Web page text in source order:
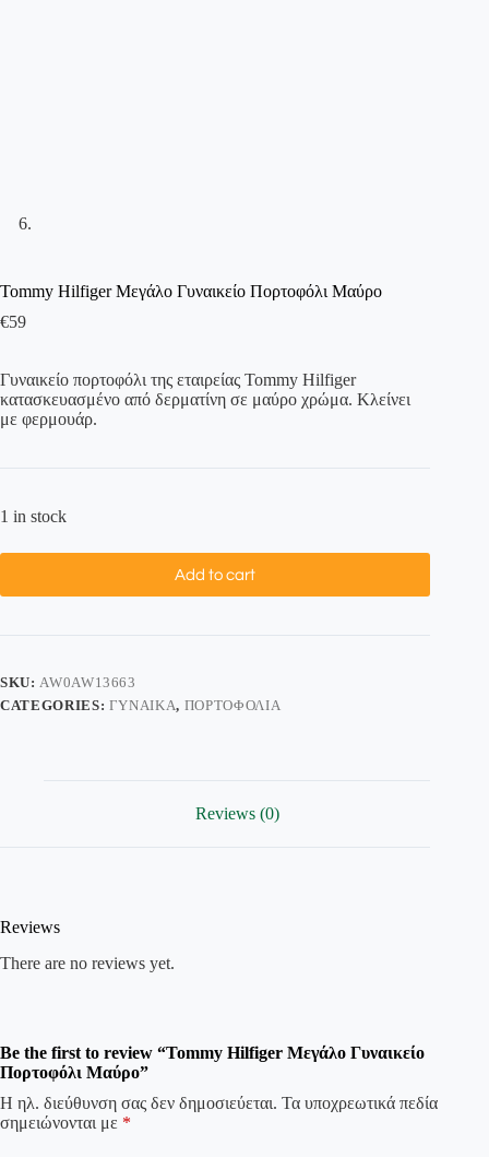
Tommy Hilfiger Μεγάλο Γυναικείο Πορτοφόλι Μαύρο
€59
Γυναικείο πορτοφόλι της εταιρείας Tommy Hilfiger
κατασκευασμένο από δερματίνη σε μαύρο χρώμα. Κλείνει
με φερμουάρ.
1 in stock
Add to cart
SKU:AW0AW13663
CATEGORIES: ΓΥΝΑΊΚΑ, ΠΟΡΤΟΦΌΛΙΑ
Reviews (0)
Reviews
There are no reviews yet.
Be the first to review “Tommy Hilfiger Μεγάλο Γυναικείο
Πορτοφόλι Μαύρο”
Η ηλ. διεύθυνση σας δεν δημοσιεύεται. Τα υποχρεωτικά πεδία
σημειώνονται με *